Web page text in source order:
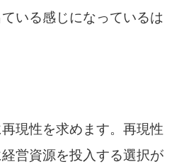
いる感じになっているは
現性を求めます。再現性
営資源を投入する選択が